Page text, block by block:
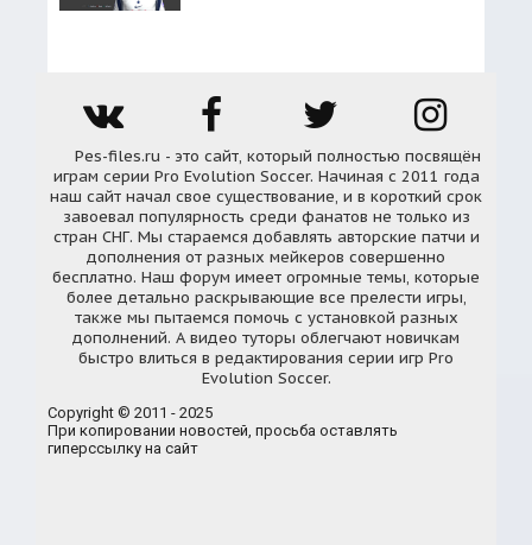
Pes-files.ru - это сайт, который полностью посвящён
играм серии Pro Evolution Soccer. Начиная с 2011 года
наш сайт начал свое существование, и в короткий срок
завоевал популярность среди фанатов не только из
стран СНГ. Мы стараемся добавлять авторские патчи и
дополнения от разных мейкеров совершенно
бесплатно. Наш форум имеет огромные темы, которые
более детально раскрывающие все прелести игры,
также мы пытаемся помочь с установкой разных
дополнений. А видео туторы облегчают новичкам
быстро влиться в редактирования серии игр Pro
Evolution Soccer.
Copyright © 2011 - 2025
При копировании новостей, просьба оставлять
гиперссылку на сайт